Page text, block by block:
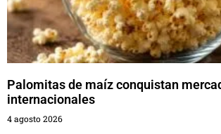
Palomitas de maíz conquistan
internacionales
4 agosto 2026